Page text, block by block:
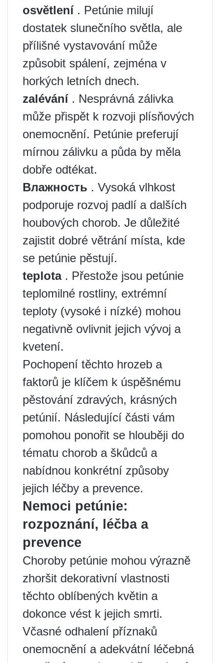
osvětlení. Petúnie milují
dostatek slunečního světla, ale
přílišné vystavování může
způsobit spálení, zejména v
horkých letních dnech.
zalévání. Nesprávná zálivka
může přispět k rozvoji plísňových
onemocnění. Petúnie preferují
mírnou zálivku a půda by měla
dobře odtékat.
Влажность . Vysoká vlhkost
podporuje rozvoj padlí a dalších
houbových chorob. Je důležité
zajistit dobré větrání místa, kde
se petúnie pěstují.
teplota. Přestože jsou petúnie
teplomilné rostliny, extrémní
teploty (vysoké i nízké) mohou
negativně ovlivnit jejich vývoj a
kvetení.
Pochopení těchto hrozeb a
faktorů je klíčem k úspěšnému
pěstování zdravých, krásných
petúnií. Následující části vám
pomohou ponořit se hlouběji do
tématu chorob a škůdců a
nabídnou konkrétní způsoby
jejich léčby a prevence.
Nemoci petúnie:
rozpoznání, léčba a
prevence
Choroby petúnie mohou výrazně
zhoršit dekorativní vlastnosti
těchto oblíbených květin a
dokonce vést k jejich smrti.
Včasné odhalení příznaků
onemocnění a adekvátní léčebná